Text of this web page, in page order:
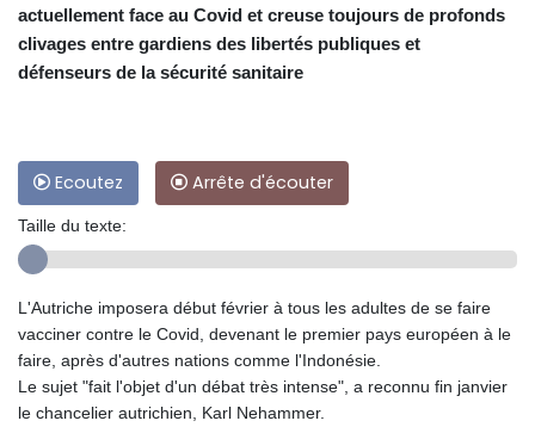
actuellement face au Covid et creuse toujours de profonds
clivages entre gardiens des libertés publiques et
défenseurs de la sécurité sanitaire
Ecoutez Arrête d'écouter
Taille du texte:
L'Autriche imposera début février à tous les adultes de se faire
vacciner contre le Covid, devenant le premier pays européen à le
faire, après d'autres nations comme l'Indonésie.
Le sujet "fait l'objet d'un débat très intense", a reconnu fin janvier
le chancelier autrichien, Karl Nehammer.